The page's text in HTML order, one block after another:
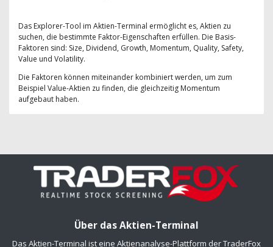
Das Explorer-Tool im Aktien-Terminal ermöglicht es, Aktien zu
suchen, die bestimmte Faktor-Eigenschaften erfüllen. Die Basis-
Faktoren sind: Size, Dividend, Growth, Momentum, Quality, Safety,
Value und Volatility.
Die Faktoren können miteinander kombiniert werden, um zum
Beispiel Value-Aktien zu finden, die gleichzeitig Momentum
aufgebaut haben.
Über das Aktien-Terminal
Das Aktien-Terminal ist eine Aktienanalyse-Plattform der TraderFox